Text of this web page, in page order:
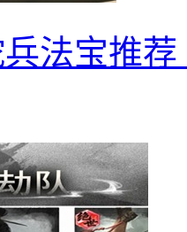
法宝推